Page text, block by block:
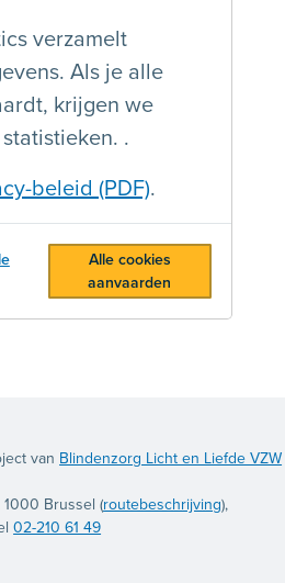
verzamelt
Als je alle
krijgen we
.
beleid (PDF).
Alle cookies
aanvaarden
van Blindenzorg Licht en Liefde VZW
1000 Brussel (routebeschrijving),
02-210 61 49